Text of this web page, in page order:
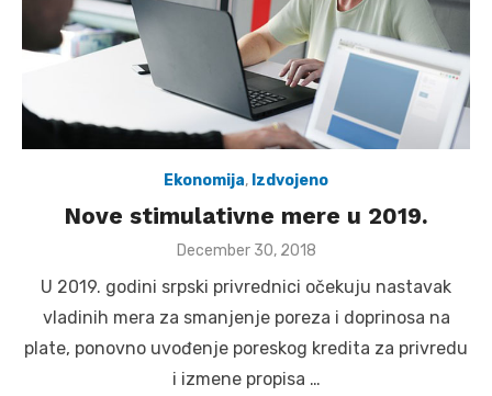
Ekonomija, Izdvojeno
Nove stimulativne mere u 2019.
Posted
December 30, 2018
U 2019. godini srpski privrednici očekuju nastavak
vladinih mera za smanjenje poreza i doprinosa na
plate, ponovno uvođenje poreskog kredita za privredu
i izmene propisa …